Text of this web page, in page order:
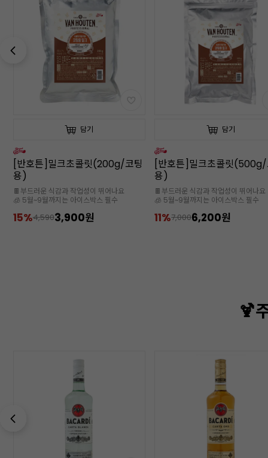
담기
[반호튼]밀크초콜릿(500g/코팅
용)
🍫부드러운 식감과 작업성이 뛰어나요
🧊 5월~9월까지는 아이스박스 필수
11%7,0006,200원
담기
[반호튼]밀크초콜릿(3kg/
용)
🍫부드러운 식감과 작업성이 뛰어나요
🧊 5월~9월까지는 아이스박스 필수
9%35,00032,000원
🍹